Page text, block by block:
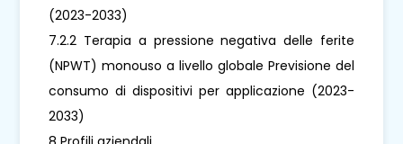
(2023-2033)
7.2.2 Terapia a pressione negativa delle ferite
(NPWT) monouso a livello globale Previsione del
consumo di dispositivi per applicazione (2023-
2033)